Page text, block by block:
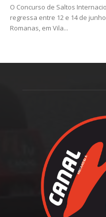
O Concurso de Saltos
regressa entre 12 e 14 de
Romanas, em Vila...